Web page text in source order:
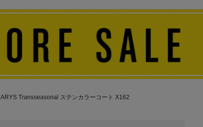
ARYS Transseasonal ステンカラーコート X162